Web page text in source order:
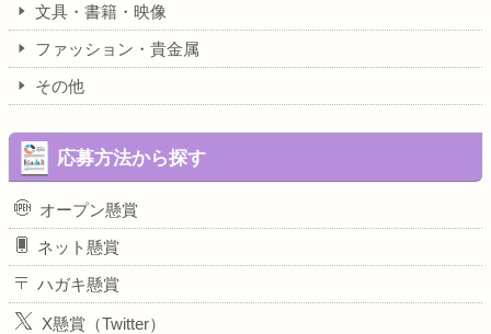
文具・書籍・映像
ファッション・貴金属
その他
応募方法から探す
オープン懸賞
ネット懸賞
ハガキ懸賞
X懸賞（Twitter）